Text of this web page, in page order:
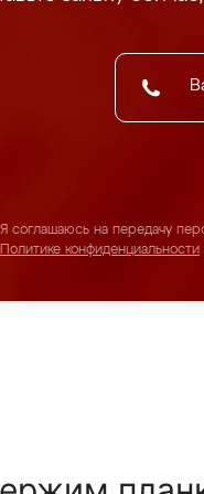
Я соглашаюсь на передачу
Политике конфиденциальности